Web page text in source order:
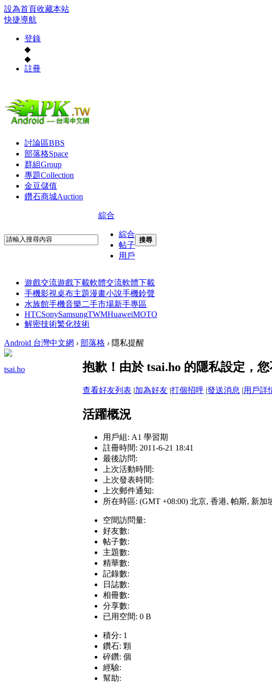
設為首頁收藏本站
快捷導航
登錄
◆
◆
註冊
討論區BBS
部落格Space
群組Group
專題Collection
金豆儲值
鑽石商城Auction
綜合
綜合
帖子
用戶
搜尋
遊戲交流遊戲下載軟體交流軟體下載
手機影視桌布主題漫畫小說手機鈴聲
水族館手機音樂二手市場新手專區
HTCSonySamsungTWMHuaweiMOTO
解密技術繁化技術
Android 台灣中文網 › 部落格 › 隱私提醒
tsai.ho 抱歉！由於 tsai.ho 的隱私設定，
查看好友列表 |加為好友 |打個招呼 |發送消息 |用戶詳
活躍概況
用戶組: A1 學習期
註冊時間: 2011-6-21 18:41
最後訪問:
上次活動時間:
上次發表時間:
上次郵件通知:
所在時區: (GMT +08:00) 北京, 香港, 帕斯, 新加
空間訪問量:
好友數:
帖子數:
主題數:
精華數:
記錄數:
日誌數:
相冊數:
分享數:
已用空間: 0 B
積分: 1
鑽石: 顆
碎鑽: 個
經驗:
幫助: